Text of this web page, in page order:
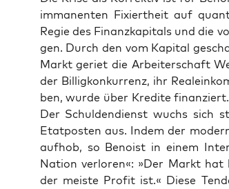
imma­nen­ten Fixiert­heit auf
Regie des Finanz­ka­pi­tals und die
gen. Durch den vom Kapi­tal
Markt geriet die Arbei­ter­schaft
der Bil­lig­kon­kur­renz, ihr
ben, wur­de über Kre­di­te
Der Schul­den­dienst wuchs sich
Etat­pos­ten aus. Indem der
auf­hob, so Benoist in einem
Nati­on ver­lo­ren«: »Der Markt
der meis­te Pro­fit ist.« Die­se